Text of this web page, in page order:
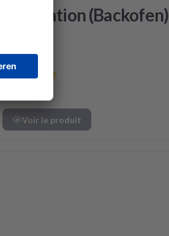
Réparation (Backofen)
Voir le produit